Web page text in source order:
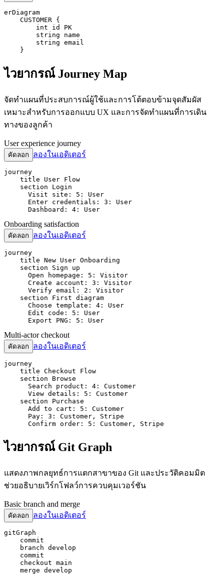
erDiagram
    CUSTOMER {
        int id PK
        string name
        string email
    }
ไวยากรณ์ Journey Map
จัดทำแผนที่ประสบการณ์ผู้ใช้และการโต้ตอบข้ามจุดสัมผัส
เหมาะสำหรับการออกแบบ UX และการจัดทำแผนที่การเดิน
ทางของลูกค้า
User experience journey
คัดลอก ลองในเอดิเตอร์
journey
    title User Flow
    section Login
      Visit site: 5: User
      Enter credentials: 3: User
      Dashboard: 4: User
Onboarding satisfaction
คัดลอก ลองในเอดิเตอร์
journey
    title New User Onboarding
    section Sign up
      Open homepage: 5: Visitor
      Create account: 3: Visitor
      Verify email: 2: Visitor
    section First diagram
      Choose template: 4: User
      Edit code: 5: User
      Export PNG: 5: User
Multi-actor checkout
คัดลอก ลองในเอดิเตอร์
journey
    title Checkout Flow
    section Browse
      Search product: 4: Customer
      View details: 5: Customer
    section Purchase
      Add to cart: 5: Customer
      Pay: 3: Customer, Stripe
      Confirm order: 5: Customer, Stripe
ไวยากรณ์ Git Graph
แสดงภาพกลยุทธ์การแตกสาขาของ Git และประวัติคอมมิต
ช่วยอธิบายเวิร์กโฟลว์การควบคุมเวอร์ชัน
Basic branch and merge
คัดลอก ลองในเอดิเตอร์
gitGraph
    commit
    branch develop
    commit
    checkout main
    merge develop